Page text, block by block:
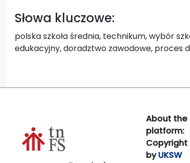
Słowa kluczowe:
polska szkoła średnia, technikum, wybór
edukacyjny, doradztwo zawodowe, proces
About the
platform:
Copyright
byUKSW